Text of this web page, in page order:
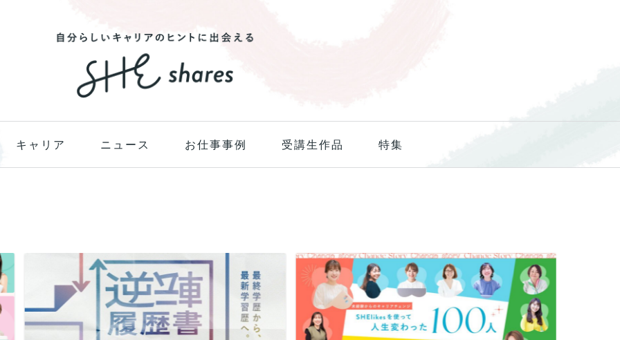
キャリア ニュース お仕事事例 受講生作品 特集